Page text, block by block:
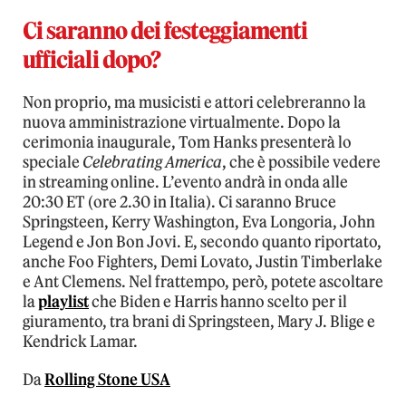
Ci saranno dei festeggiamenti
ufficiali dopo?
Non proprio, ma musicisti e attori celebreranno la
nuova amministrazione virtualmente. Dopo la
cerimonia inaugurale, Tom Hanks presenterà lo
speciale Celebrating America, che è possibile vedere
in streaming online. L’evento andrà in onda alle
20:30 ET (ore 2.30 in Italia). Ci saranno Bruce
Springsteen, Kerry Washington, Eva Longoria, John
Legend e Jon Bon Jovi. E, secondo quanto riportato,
anche Foo Fighters, Demi Lovato, Justin Timberlake
e Ant Clemens. Nel frattempo, però, potete ascoltare
laplaylistche Biden e Harris hanno scelto per il
giuramento, tra brani di Springsteen, Mary J. Blige e
Kendrick Lamar.
DaRolling Stone USA